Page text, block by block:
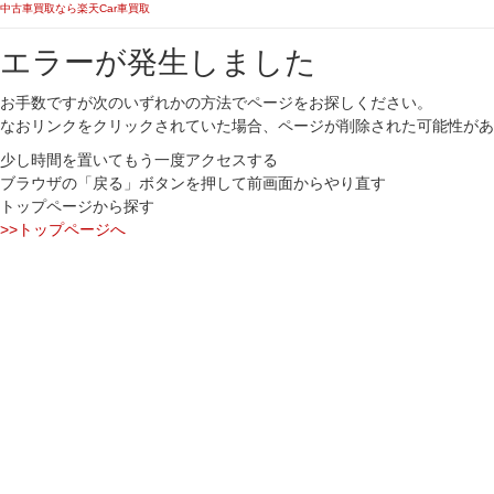
中古車買取なら楽天Car車買取
エラーが発生しました
お手数ですが次のいずれかの方法でページをお探しください。
なおリンクをクリックされていた場合、ページが削除された可能性が
少し時間を置いてもう一度アクセスする
ブラウザの「戻る」ボタンを押して前画面からやり直す
トップページから探す
>>トップページへ